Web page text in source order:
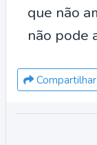
que não
não pode
Compartilhar